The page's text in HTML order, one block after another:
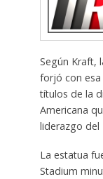
Según Kraft,
forjó con esa
títulos de la
Americana
liderazgo del
La estatua
Stadium